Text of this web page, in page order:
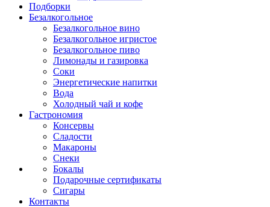
Подборки
Безалкогольное
Безалкогольное вино
Безалкогольное игристое
Безалкогольное пиво
Лимонады и газировка
Соки
Энергетические напитки
Вода
Холодный чай и кофе
Гастрономия
Консервы
Сладости
Макароны
Снеки
Бокалы
Подарочные сертификаты
Сигары
Контакты